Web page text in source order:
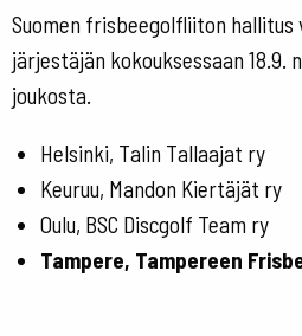
Suomen frisbeegolfliiton hallitus
järjestäjän kokouksessaan 18.9.
joukosta.
Helsinki, Talin Tallaajat ry
Keuruu, Mandon Kiertäjät ry
Oulu, BSC Discgolf Team ry
Tampere, Tampereen